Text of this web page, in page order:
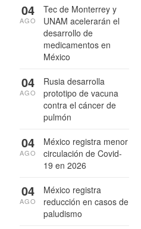
Tec de Monterrey y
UNAM acelerarán el
desarrollo de
medicamentos en
México
04
AGO
Rusia desarrolla
prototipo de vacuna
contra el cáncer de
pulmón
04
AGO
México registra menor
circulación de Covid-
19 en 2026
04
AGO
México registra
reducción en casos de
paludismo
04
AGO